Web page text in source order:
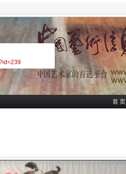
首 页